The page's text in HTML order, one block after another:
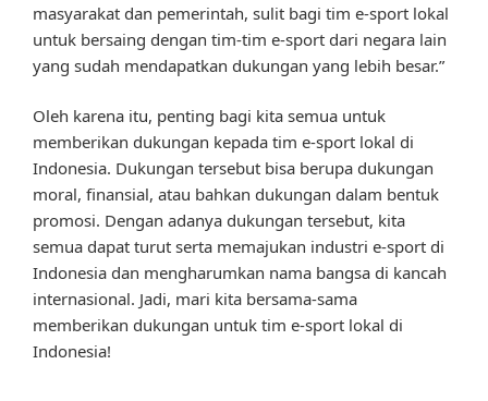
masyarakat dan pemerintah, sulit bagi tim e-sport lokal
untuk bersaing dengan tim-tim e-sport dari negara lain
yang sudah mendapatkan dukungan yang lebih besar.”
Oleh karena itu, penting bagi kita semua untuk
memberikan dukungan kepada tim e-sport lokal di
Indonesia. Dukungan tersebut bisa berupa dukungan
moral, finansial, atau bahkan dukungan dalam bentuk
promosi. Dengan adanya dukungan tersebut, kita
semua dapat turut serta memajukan industri e-sport di
Indonesia dan mengharumkan nama bangsa di kancah
internasional. Jadi, mari kita bersama-sama
memberikan dukungan untuk tim e-sport lokal di
Indonesia!